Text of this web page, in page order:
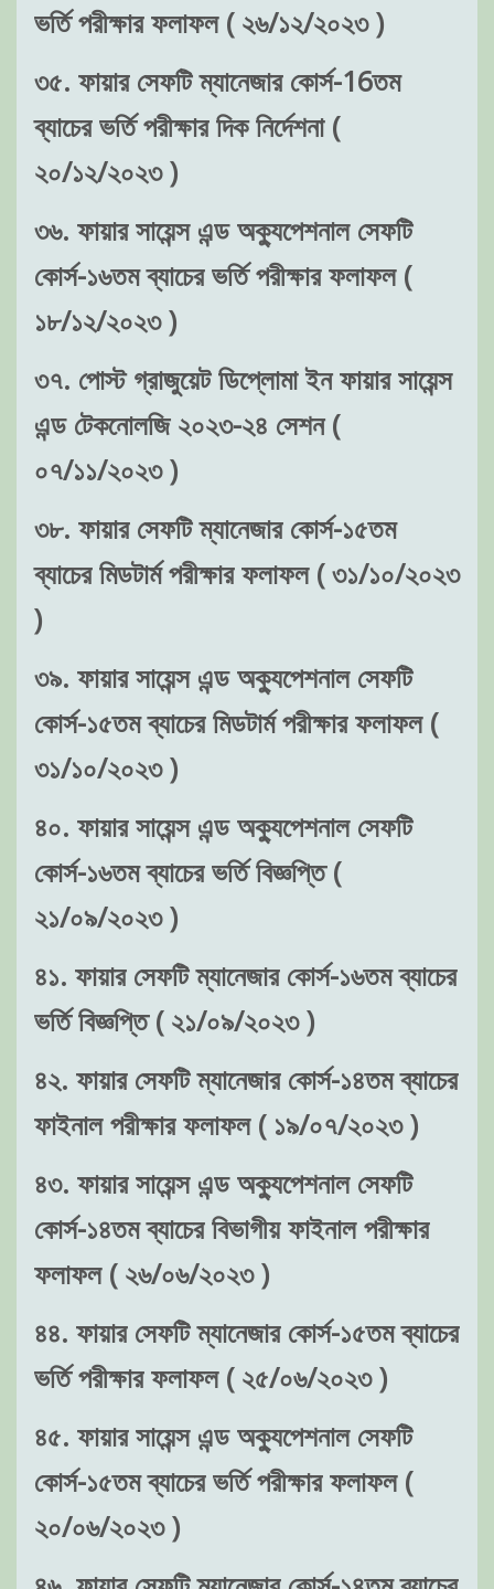
ভর্তি পরীক্ষার ফলাফল ( ২৬/১২/২০২৩ )
৩৫. ফায়ার সেফটি ম্যানেজার কোর্স-16তম
ব্যাচের ভর্তি পরীক্ষার দিক নির্দেশনা (
২০/১২/২০২৩ )
৩৬. ফায়ার সায়েন্স এন্ড অক্যুপেশনাল সেফটি
কোর্স-১৬তম ব্যাচের ভর্তি পরীক্ষার ফলাফল (
১৮/১২/২০২৩ )
৩৭. পোস্ট গ্রাজুয়েট ডিপ্লোমা ইন ফায়ার সায়েন্স
এন্ড টেকনোলজি ২০২৩-২৪ সেশন (
০৭/১১/২০২৩ )
৩৮. ফায়ার সেফটি ম্যানেজার কোর্স-১৫তম
ব্যাচের মিডটার্ম পরীক্ষার ফলাফল ( ৩১/১০/২০২৩
)
৩৯. ফায়ার সায়েন্স এন্ড অক্যুপেশনাল সেফটি
কোর্স-১৫তম ব্যাচের মিডটার্ম পরীক্ষার ফলাফল (
৩১/১০/২০২৩ )
৪০. ফায়ার সায়েন্স এন্ড অক্যুপেশনাল সেফটি
কোর্স-১৬তম ব্যাচের ভর্তি বিজ্ঞপ্তি (
২১/০৯/২০২৩ )
৪১. ফায়ার সেফটি ম্যানেজার কোর্স-১৬তম ব্যাচের
ভর্তি বিজ্ঞপ্তি ( ২১/০৯/২০২৩ )
৪২. ফায়ার সেফটি ম্যানেজার কোর্স-১৪তম ব্যাচের
ফাইনাল পরীক্ষার ফলাফল ( ১৯/০৭/২০২৩ )
৪৩. ফায়ার সায়েন্স এন্ড অক্যুপেশনাল সেফটি
কোর্স-১৪তম ব্যাচের বিভাগীয় ফাইনাল পরীক্ষার
ফলাফল ( ২৬/০৬/২০২৩ )
৪৪. ফায়ার সেফটি ম্যানেজার কোর্স-১৫তম ব্যাচের
ভর্তি পরীক্ষার ফলাফল ( ২৫/০৬/২০২৩ )
৪৫. ফায়ার সায়েন্স এন্ড অক্যুপেশনাল সেফটি
কোর্স-১৫তম ব্যাচের ভর্তি পরীক্ষার ফলাফল (
২০/০৬/২০২৩ )